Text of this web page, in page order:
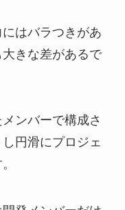
はバラつきがあ
きな差があるで
ンバーで構成さ
円滑にプロジェ